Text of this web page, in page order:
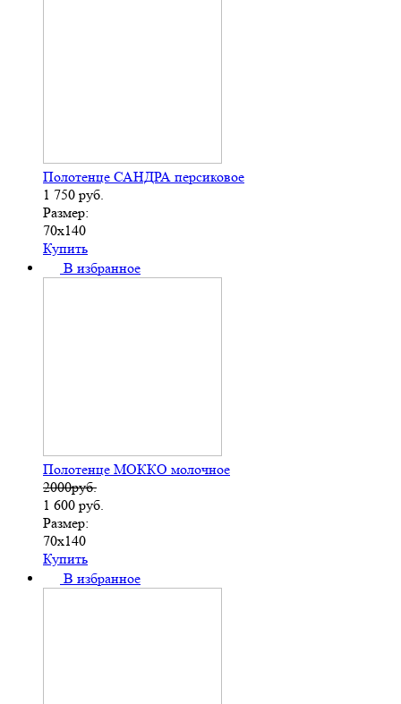
Полотенце САНДРА персиковое
1 750 руб.
Размер:
70х140
Купить
В избранное
Полотенце МОККО молочное
2000руб.
1 600 руб.
Размер:
70х140
Купить
В избранное